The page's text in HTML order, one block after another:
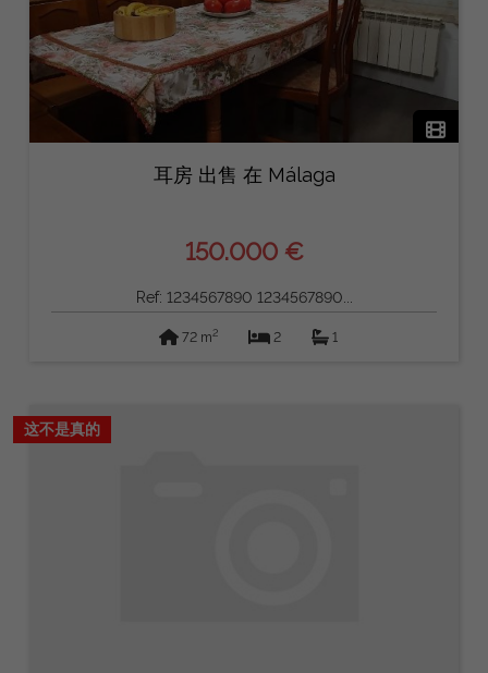
耳房 出售 在 Málaga
150.000 €
Ref: 1234567890 1234567890...
72 m2 2 1
这不是真的